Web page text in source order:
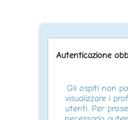
Autenticazione
Gli ospiti non
visualizzare i
utenti. Per